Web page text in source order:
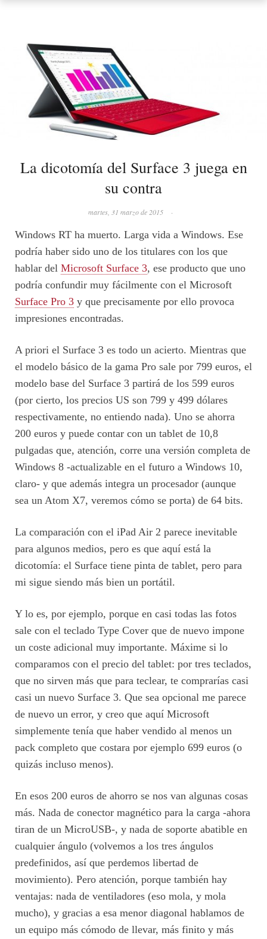
La dicotomía del Surface 3 juega en
su contra
martes, 31 marzo de 2015 ·
Windows RT ha muerto. Larga vida a Windows. Ese
podría haber sido uno de los titulares con los que
hablar del Microsoft Surface 3, ese producto que uno
podría confundir muy fácilmente con el Microsoft
Surface Pro 3 y que precisamente por ello provoca
impresiones encontradas.
A priori el Surface 3 es todo un acierto. Mientras que
el modelo básico de la gama Pro sale por 799 euros, el
modelo base del Surface 3 partirá de los 599 euros
(por cierto, los precios US son 799 y 499 dólares
respectivamente, no entiendo nada). Uno se ahorra
200 euros y puede contar con un tablet de 10,8
pulgadas que, atención, corre una versión completa de
Windows 8 -actualizable en el futuro a Windows 10,
claro- y que además integra un procesador (aunque
sea un Atom X7, veremos cómo se porta) de 64 bits.
La comparación con el iPad Air 2 parece inevitable
para algunos medios, pero es que aquí está la
dicotomía: el Surface tiene pinta de tablet, pero para
mi sigue siendo más bien un portátil.
Y lo es, por ejemplo, porque en casi todas las fotos
sale con el teclado Type Cover que de nuevo impone
un coste adicional muy importante. Máxime si lo
comparamos con el precio del tablet: por tres teclados,
que no sirven más que para teclear, te comprarías casi
casi un nuevo Surface 3. Que sea opcional me parece
de nuevo un error, y creo que aquí Microsoft
simplemente tenía que haber vendido al menos un
pack completo que costara por ejemplo 699 euros (o
quizás incluso menos).
En esos 200 euros de ahorro se nos van algunas cosas
más. Nada de conector magnético para la carga -ahora
tiran de un MicroUSB-, y nada de soporte abatible en
cualquier ángulo (volvemos a los tres ángulos
predefinidos, así que perdemos libertad de
movimiento). Pero atención, porque también hay
ventajas: nada de ventiladores (eso mola, y mola
mucho), y gracias a esa menor diagonal hablamos de
un equipo más cómodo de llevar, más finito y más